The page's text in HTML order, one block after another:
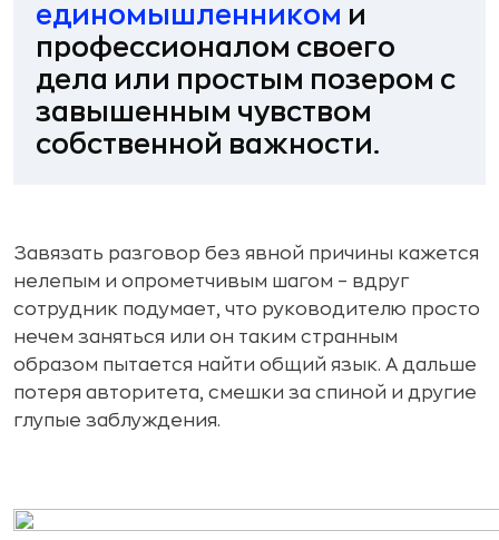
единомышленником и
профессионалом своего
дела или простым позером с
завышенным чувством
собственной важности.
Завязать разговор без явной причины кажется
нелепым и опрометчивым шагом – вдруг
сотрудник подумает, что руководителю просто
нечем заняться или он таким странным
образом пытается найти общий язык. А дальше
потеря авторитета, смешки за спиной и другие
глупые заблуждения.